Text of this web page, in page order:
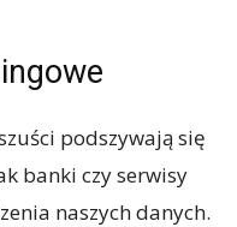
podszywają się
banki czy serwisy
naszych danych.